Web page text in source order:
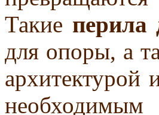
Такие перила
для опоры, а
архитектурой